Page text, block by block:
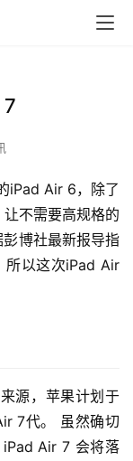
7
iPad Air 6，除了
不需要高规格的
博社最新报导指
所以这次iPad Air
源，苹果计划于
7代。 虽然确切
Air 7 会将落